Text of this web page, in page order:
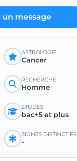
un message
ASTROLOGIE
Cancer
RECHERCHE
Homme
ÉTUDES
bac+5 et plus
SIGNES DISTINCTIFS
-